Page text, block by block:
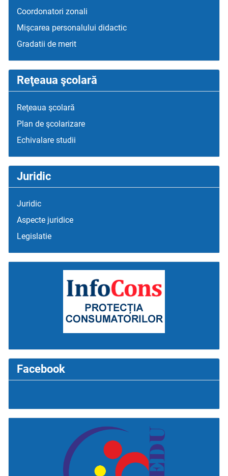
Coordonatori zonali
Mişcarea personalului didactic
Gradatii de merit
Reţeaua şcolară
Reţeaua şcolară
Plan de şcolarizare
Echivalare studii
Juridic
Juridic
Aspecte juridice
Legislatie
Facebook